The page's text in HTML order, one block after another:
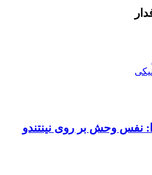
نفس وحش بر روی نینتندو